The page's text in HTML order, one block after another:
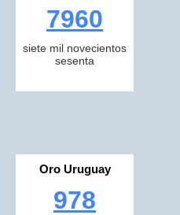
7960
siete mil novecientos
sesenta
Oro Uruguay
978